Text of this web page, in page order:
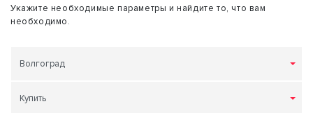
Укажите необходимые параметры и найдите то, что вам
необходимо.
Волгоград
Купить